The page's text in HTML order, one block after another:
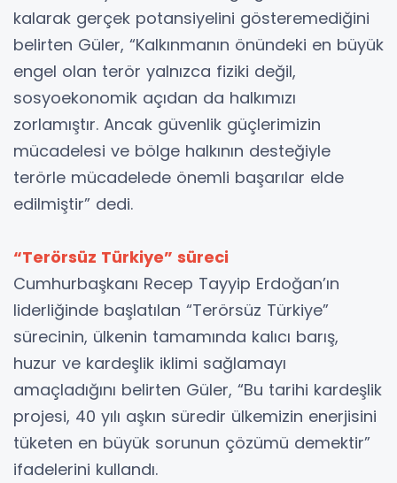
kalarak gerçek potansiyelini gösteremediğini
belirten Güler, “Kalkınmanın önündeki en büyük
engel olan terör yalnızca fiziki değil,
sosyoekonomik açıdan da halkımızı
zorlamıştır. Ancak güvenlik güçlerimizin
mücadelesi ve bölge halkının desteğiyle
terörle mücadelede önemli başarılar elde
edilmiştir” dedi.
“Terörsüz Türkiye” süreci
Cumhurbaşkanı Recep Tayyip Erdoğan’ın
liderliğinde başlatılan “Terörsüz Türkiye”
sürecinin, ülkenin tamamında kalıcı barış,
huzur ve kardeşlik iklimi sağlamayı
amaçladığını belirten Güler, “Bu tarihi kardeşlik
projesi, 40 yılı aşkın süredir ülkemizin enerjisini
tüketen en büyük sorunun çözümü demektir”
ifadelerini kullandı.